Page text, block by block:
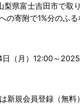
梨県富士吉田市で取
の寄附で1%分のふ
（月）12:00～
新規会員登録（無料）